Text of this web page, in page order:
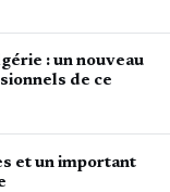
: un nouveau
de ce
et un important